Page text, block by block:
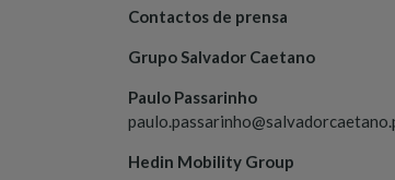
Contactos de prensa
Grupo Salvador Caetano
Paulo Passarinho
Hedin Mobility Group